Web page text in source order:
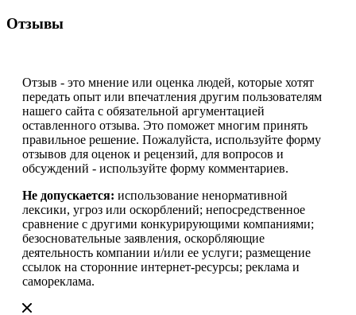
Отзывы
Отзыв - это мнение или оценка людей, которые хотят
передать опыт или впечатления другим пользователям
нашего сайта с обязательной аргументацией
оставленного отзыва. Это поможет многим принять
правильное решение. Пожалуйста, используйте форму
отзывов для оценок и рецензий, для вопросов и
обсуждений - используйте форму комментариев.
Не допускается: использование ненормативной
лексики, угроз или оскорблений; непосредственное
сравнение с другими конкурирующими компаниями;
безосновательные заявления, оскорбляющие
деятельность компании и/или ее услуги; размещение
ссылок на сторонние интернет-ресурсы; реклама и
самореклама.